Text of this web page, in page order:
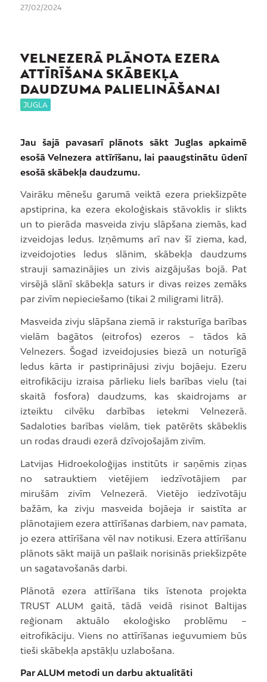
27/02/2024
VELNEZERĀ PLĀNOTA EZERA
ATTĪRĪŠANA SKĀBEKĻA
DAUDZUMA PALIELINĀŠANAI
JUGLA
Jau šajā pavasarī plānots sākt Juglas apkaimē
esošā Velnezera attīrīšanu, lai paaugstinātu ūdenī
esošā skābekļa daudzumu.
Vairāku mēnešu garumā veiktā ezera priekšizpēte
apstiprina, ka ezera ekoloģiskais stāvoklis ir slikts
un to pierāda masveida zivju slāpšana ziemās, kad
izveidojas ledus. Izņēmums arī nav šī ziema, kad,
izveidojoties ledus slānim, skābekļa daudzums
strauji samazinājies un zivis aizgājušas bojā. Pat
virsējā slānī skābekļa saturs ir divas reizes zemāks
par zivīm nepieciešamo (tikai 2 miligrami litrā).
Masveida zivju slāpšana ziemā ir raksturīga barības
vielām bagātos (eitrofos) ezeros – tādos kā
Velnezers. Šogad izveidojusies biezā un noturīgā
ledus kārta ir pastiprinājusi zivju bojāeju. Ezeru
eitrofikāciju izraisa pārlieku liels barības vielu (tai
skaitā fosfora) daudzums, kas skaidrojams ar
izteiktu cilvēku darbības ietekmi Velnezerā.
Sadaloties barības vielām, tiek patērēts skābeklis
un rodas draudi ezerā dzīvojošajām zivīm.
Latvijas Hidroekoloģijas institūts ir saņēmis ziņas
no satrauktiem vietējiem iedzīvotājiem par
mirušām zivīm Velnezerā. Vietējo iedzīvotāju
bažām, ka zivju masveida bojāeja ir saistīta ar
plānotajiem ezera attīrīšanas darbiem, nav pamata,
jo ezera attīrīšana vēl nav notikusi. Ezera attīrīšanu
plānots sākt maijā un pašlaik norisinās priekšizpēte
un sagatavošanās darbi.
Plānotā ezera attīrīšana tiks īstenota projekta
TRUST ALUM gaitā, tādā veidā risinot Baltijas
reģionam aktuālo ekoloģisko problēmu –
eitrofikāciju. Viens no attīrīšanas ieguvumiem būs
tieši skābekļa apstākļu uzlabošana.
Par ALUM metodi un darbu aktualitāti